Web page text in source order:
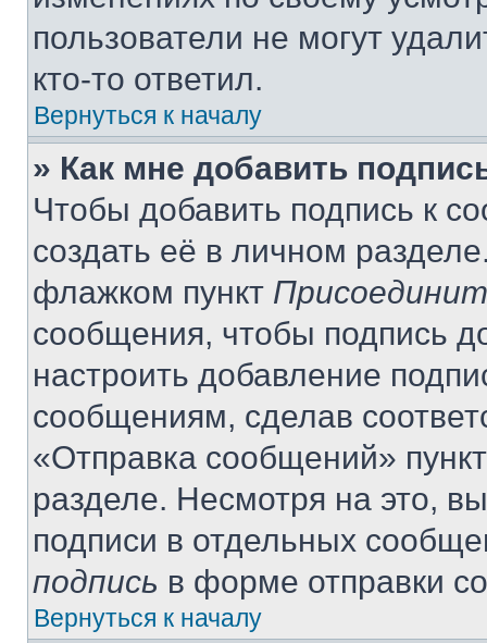
пользователи не могут
кто-то ответил.
Вернуться к началу
» Как мне добавить
Чтобы добавить подпись к
создать её в личном
флажком пункт
сообщения, чтобы подпись
настроить добавление
сообщениям, сделав
«Отправка сообщений»
разделе. Несмотря на это,
подписи в отдельных
подпись в форме отправки
Вернуться к началу